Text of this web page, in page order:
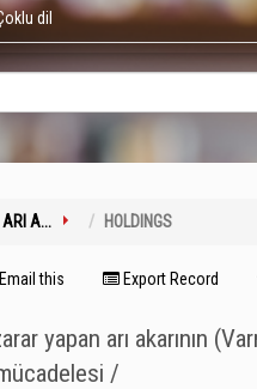
dil
A... HOLDINGS
Email this Export Record
yapan arı akarının
/